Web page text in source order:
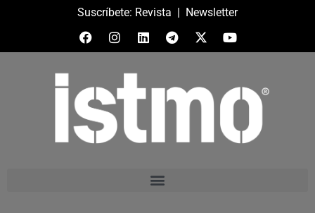
Suscríbete: Revista | Newsletter